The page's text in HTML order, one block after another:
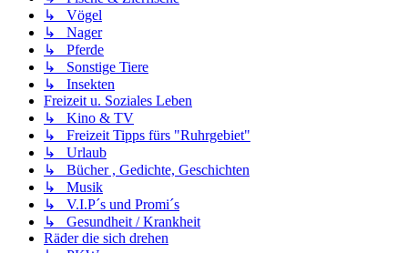
↳ Vögel
↳ Nager
↳ Pferde
↳ Sonstige Tiere
↳ Insekten
Freizeit u. Soziales Leben
↳ Kino & TV
↳ Freizeit Tipps fürs "Ruhrgebiet"
↳ Urlaub
↳ Bücher , Gedichte, Geschichten
↳ Musik
↳ V.I.P´s und Promi´s
↳ Gesundheit / Krankheit
Räder die sich drehen